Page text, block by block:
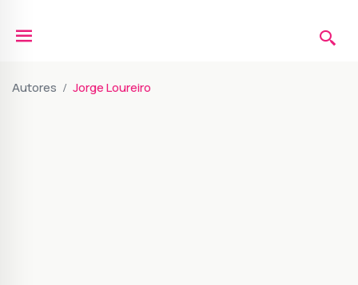
Autores Jorge Loureiro